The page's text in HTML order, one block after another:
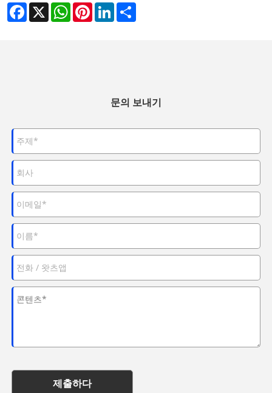
Facebook
X WhatsAppPinterestLinkedIn
문의 보내기
제출하다